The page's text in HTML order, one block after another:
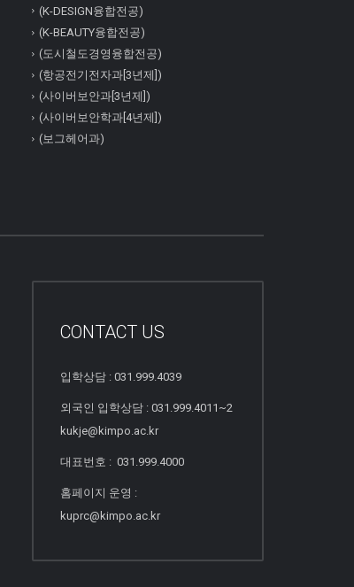
(K-DESIGN융합전공)
(K-BEAUTY융합전공)
(도시철도경영융합전공)
(항공전기전자과[3년제])
(사이버보안과[3년제])
(사이버보안학과[4년제])
(보그헤어과)
CONTACT US
입학상담 : 031.999.4039
외국인 입학상담 : 031.999.4011~2
kukje@kimpo.ac.kr
대표번호 : 031.999.4000
홈페이지 운영 :
kuprc@kimpo.ac.kr